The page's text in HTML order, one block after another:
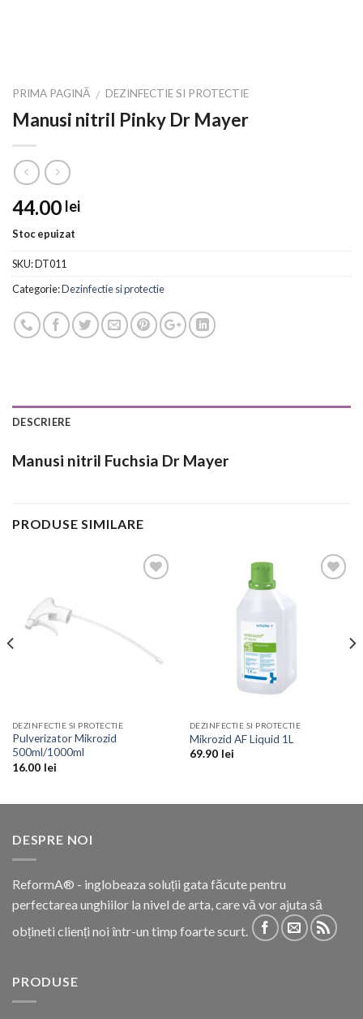
PRIMA PAGINĂ / DEZINFECTIE SI PROTECTIE
Manusi nitril Pinky Dr Mayer
44.00 lei
Stoc epuizat
SKU:DT011
Categorie:Dezinfectie si protectie
DESCRIERE
Manusi nitril Fuchsia Dr Mayer
PRODUSE SIMILARE
DEZINFECTIE SI PROTECTIE
Pulverizator Mikrozid
500ml/1000ml
16.00 lei
DEZINFECTIE SI PROTECTIE
Mikrozid AF Liquid 1L
69.90 lei
DESPRE NOI
ReformA® - inglobeaza soluții gata făcute pentru
perfectarea unghiilor la nivel de arta, care vă vor ajuta să
obțineti clienți noi într-un timp foarte scurt.
PRODUSE